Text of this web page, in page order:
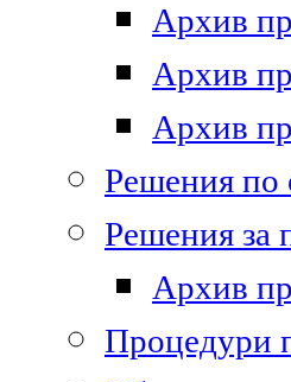
Архив
Архив
Архив
Решения по
Решения за
Архив
Процедури